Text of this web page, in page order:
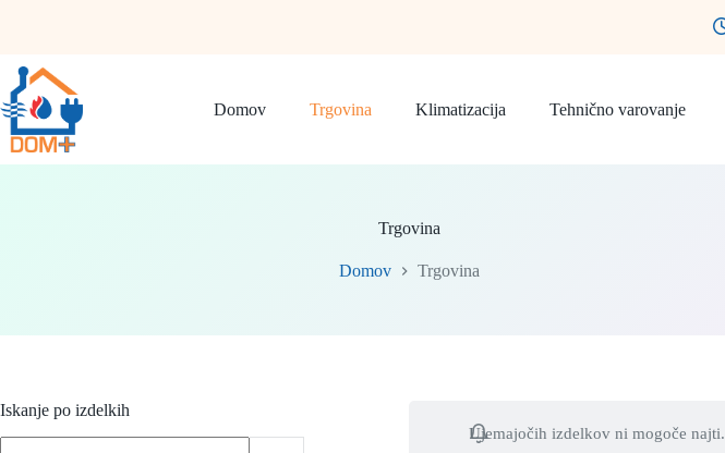
Domov Trgovina Klimatizacija Tehnično varovanje
Trgovina
Domov Trgovina
Ujemajočih izdelkov ni mogoče najti.
Iskanje po izdelkih